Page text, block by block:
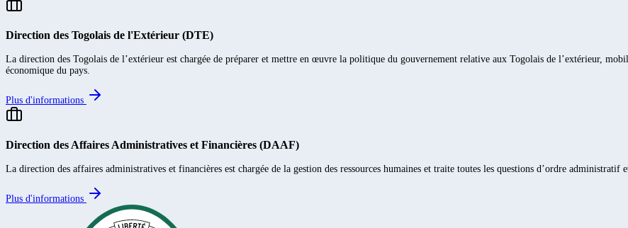
Direction des Togolais de l'Extérieur (DTE)
La direction des Togolais de l’extérieur est chargée de préparer et mettre en œuvre la politique du gouvernement relative aux Togolais de l’extérieur,
économique du pays.
Plus d'informations
Direction des Affaires Administratives et Financières (DAAF)
La direction des affaires administratives et financières est chargée de la gestion des ressources humaines et traite toutes les questions d’ordre administratif
Plus d'informations